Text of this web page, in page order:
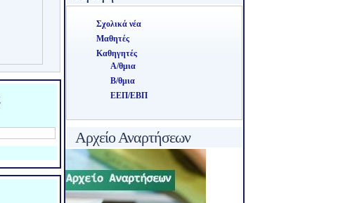
Σχολικά νέα
Μαθητές
Καθηγητές
Α/θμια
Β/θμια
ΕΕΠ/ΕΒΠ
Αρχείο Αναρτήσεων